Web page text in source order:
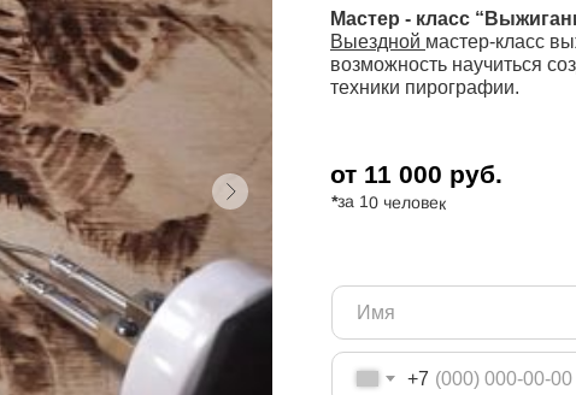
+7
Мастер - класс
Выездной мастер-класс
возможность научиться
техники пирографии.
от 11 000 руб.
*за 10 человек